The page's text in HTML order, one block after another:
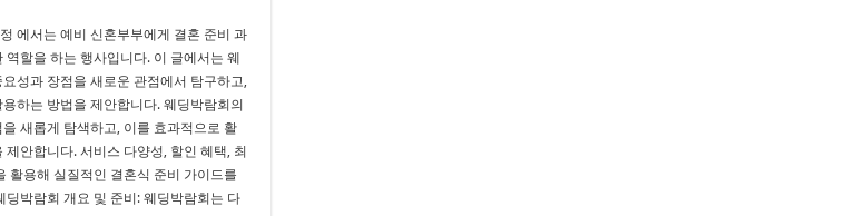
에서는 예비 신혼부부에게 결혼 준비 과
역할을 하는 행사입니다. 이 글에서는 웨
성과 장점을 새로운 관점에서 탐구하고,
하는 방법을 제안합니다. 웨딩박람회의
새롭게 탐색하고, 이를 효과적으로 활
제안합니다. 서비스 다양성, 할인 혜택, 최
활용해 실질적인 결혼식 준비 가이드를
딩박람회 개요 및 준비: 웨딩박람회는 다